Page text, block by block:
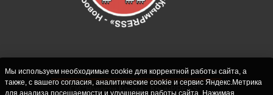
СИ "Новости Крыма - КрымPRESS".
Мы используем необходимые cookie для корректной работы сайта, а
также, с вашего согласия, аналитические cookie и сервис Яндекс.Метрика
для анализа посещаемости и улучшения работы сайта. Нажимая